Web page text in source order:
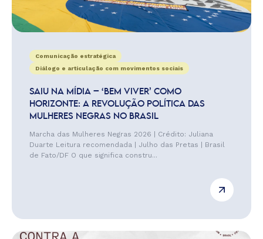
Comunicação estratégica
Diálogo e articulação com movimentos sociais
SAIU NA MÍDIA – ‘BEM VIVER’ COMO
HORIZONTE: A REVOLUÇÃO POLÍTICA DAS
MULHERES NEGRAS NO BRASIL
Marcha das Mulheres Negras 2026 | Crédito: Juliana
Duarte Leitura recomendada | Julho das Pretas | Brasil
de Fato/DF O que significa constru...